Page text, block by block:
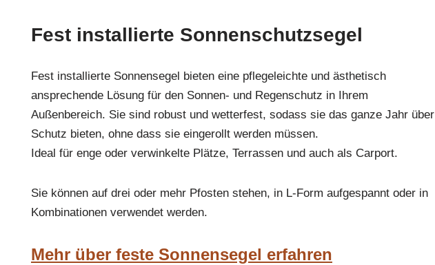
Fest installierte Sonnenschutzsegel
Fest installierte Sonnensegel bieten eine pflegeleichte und ästhetisch
ansprechende Lösung für den Sonnen- und Regenschutz in Ihrem
Außenbereich. Sie sind robust und wetterfest, sodass sie das ganze Jahr über
Schutz bieten, ohne dass sie eingerollt werden müssen.
Ideal für enge oder verwinkelte Plätze, Terrassen und auch als Carport.
Sie können auf drei oder mehr Pfosten stehen, in L-Form aufgespannt oder in
Kombinationen verwendet werden.
Mehr über feste Sonnensegel erfahren